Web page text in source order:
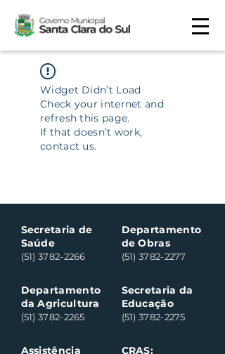
Widget Didn’t Load
Check your internet and
refresh this page.
If that doesn’t work,
contact us.
Secretaria de
Saúde
(51) 3782-2266
Departamento
da Agricultura
(51) 3782-2265
Assistência
Departamento
de Obras
(51) 3782-2277
Secretaria da
Educação
(51) 3782-2275
CRAS: